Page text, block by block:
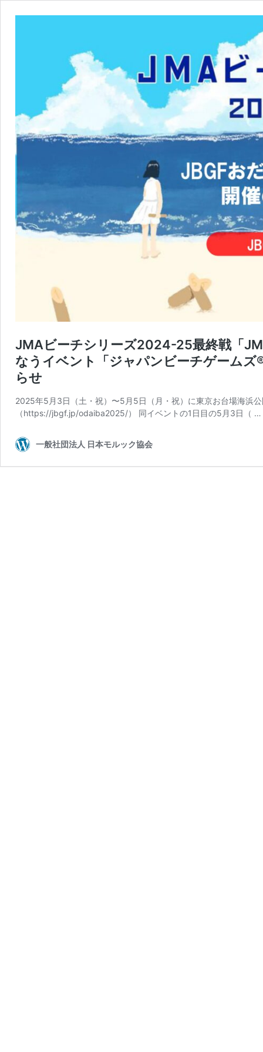
JMAビーチシリーズ2024-25最終戦「
なうイベント「ジャパンビーチゲーム
らせ
2025年5月3日（土・祝）〜5月5日（月・祝）に東京お台場海浜
（https://jbgf.jp/odaiba2025/） 同イベントの1日目の5月3日（ …
一般社団法人 日本モルック協会